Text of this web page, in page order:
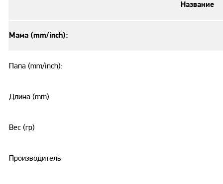
Название
Мама (mm/inch):
Папа (mm/inch):
Длина (mm)
Вес (гр)
Производитель